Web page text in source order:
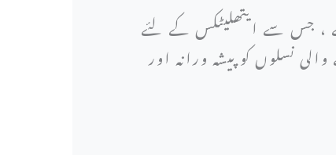
، جس سے ایتھلیٹکس کے لئے
نسلوں کو پیشہ ورانہ اور